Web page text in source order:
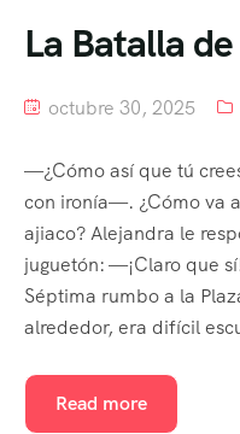
La Batalla
octubre 30, 2025
—¿Cómo así que tú
con ironía—. ¿Cómo va
ajiaco? Alejandra le
juguetón: —¡Claro que
Séptima rumbo a la
alrededor, era difícil
Read more